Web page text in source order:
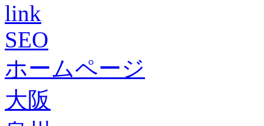
link
SEO
ホームページ
大阪